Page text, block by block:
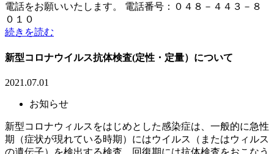
電話をお願いいたします。 電話番号：０４８－４４３－８
０１０
続きを読む
新型コロナウイルス抗体検査(定性・定量）について
2021.07.01
お知らせ
新型コロナウィルスをはじめとした感染症は、一般的に急性
期（症状が現れている時期）にはウイルス（またはウィルス